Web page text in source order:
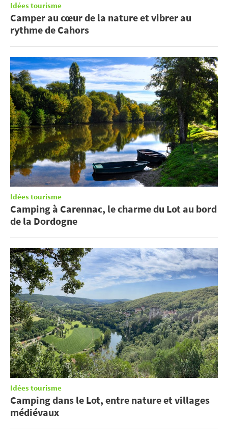
Idées tourisme
Camper au cœur de la nature et vibrer au
rythme de Cahors
Idées tourisme
Camping à Carennac, le charme du Lot au bord
de la Dordogne
Idées tourisme
Camping dans le Lot, entre nature et villages
médiévaux